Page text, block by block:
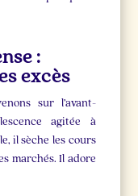
:
excès
sur l’avant-
agitée à
il sèche les cours
marchés. Il adore